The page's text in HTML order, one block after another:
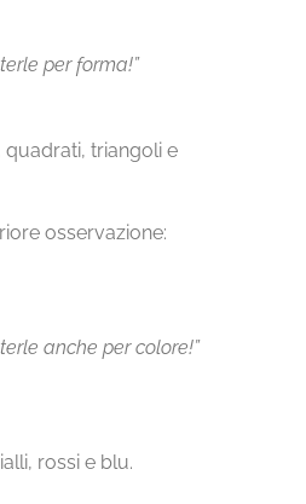
per forma!”
quadrati, triangoli e
osservazione:
anche per colore!”
rossi e blu.